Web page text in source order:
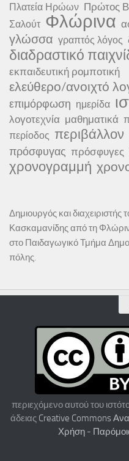
Πλατεία Ηρώων Πρώτος
Σαλούτ Φλώρινα
γλώσσα γραπτός λόγος
διαδραστικό
εκπαιδευτική ρομποτική
ελεύθερο/ανοιχτό
επιμόρφωση ημερίδα
λογοτεχνία μαθηματικά
περίοδος περιβάλλον
πρόσφυγας πρόσφυγες
χρονογραμμή
Δημιουργός και διαχειριστής
Κασκαμανίδης από τη
στο Παιδαγωγικό Τμήμα
πόλης.
περιεχόμενο αυτού του
άδειας Creative Commons
Χρήση -